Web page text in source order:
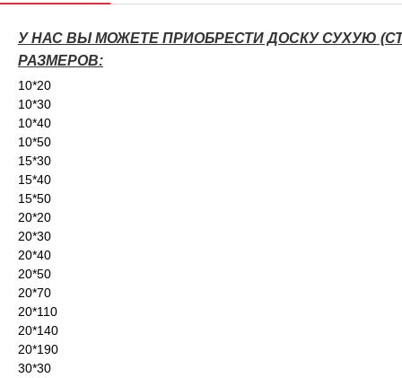
У НАС ВЫ МОЖЕТЕ ПРИОБРЕСТИ ДОСКУ СУХУЮ
РАЗМЕРОВ:
10*20
10*30
10*40
10*50
15*30
15*40
15*50
20*20
20*30
20*40
20*50
20*70
20*110
20*140
20*190
30*30